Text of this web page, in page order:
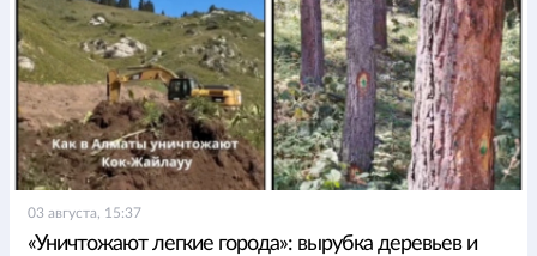
03 августа, 15:37
«Уничтожают легкие города»: вырубка деревьев и